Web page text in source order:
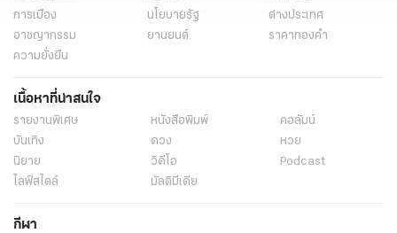
การเมือง
นโยบายรัฐ
ต่างประเทศ
อาชญากรรม
ยานยนต์
ราคาทองคำ
ความยั่งยืน
เนื้อหาที่น่าสนใจ
รายงานพิเศษ หนังสือพิมพ์
คอลัมน์
บันเทิง
ดวง
หวย
นิยาย
วิดีโอ
Podcast
ไลฟ์สไตล์
มัลติมีเดีย
กีฬา